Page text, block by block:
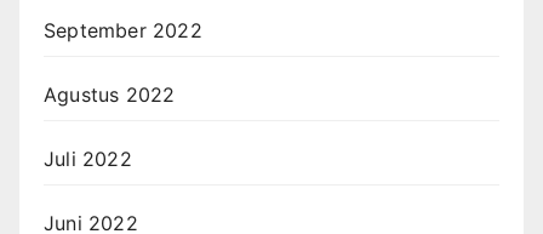
September 2022
Agustus 2022
Juli 2022
Juni 2022